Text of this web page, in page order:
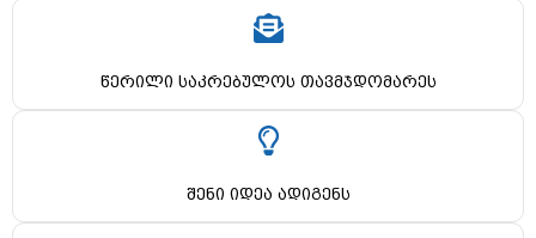
წერილი საკრებულოს თავმჯდომარეს
შენი იდეა ადიგენს